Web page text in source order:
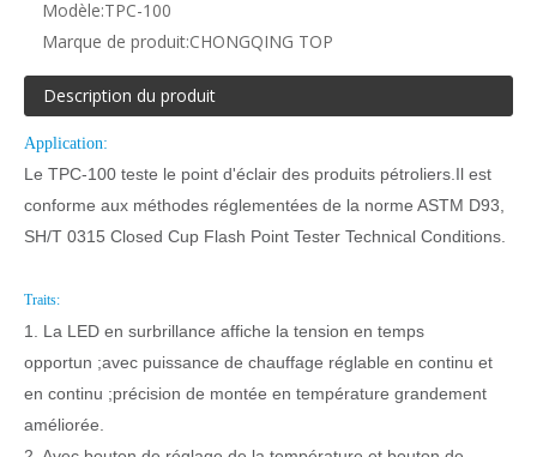
Modèle:TPC-100
Marque de produit:CHONGQING TOP
Description du produit
Application:
Le TPC-100 teste le point d'éclair des produits pétroliers.Il est
conforme aux méthodes réglementées de la norme ASTM D93,
SH/T 0315 Closed Cup Flash Point Tester Technical Conditions.
Traits:
1. La LED en surbrillance affiche la tension en temps
opportun ;avec puissance de chauffage réglable en continu et
en continu ;précision de montée en température grandement
améliorée.